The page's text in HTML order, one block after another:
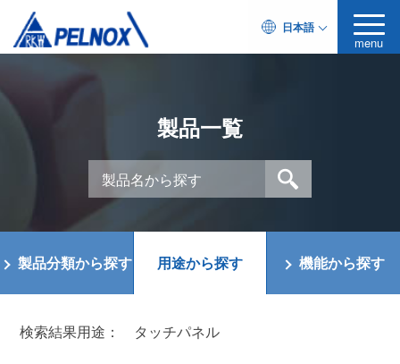
日本語
menu
製品一覧
製品分類から探す 用途から探す 機能から探す
検索結果用途： タッチパネル